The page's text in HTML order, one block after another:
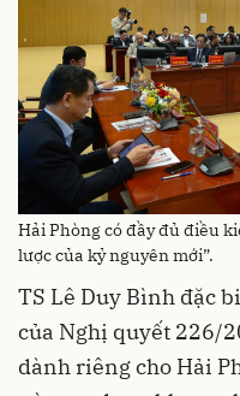
Hải Phòng có đầy đủ điều
lược của kỷ nguyên mới”.
TS Lê Duy Bình đặc
của Nghị quyết 226/
dành riêng cho Hải